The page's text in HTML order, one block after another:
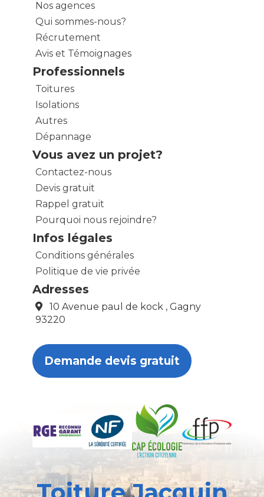
Nos agences
Qui sommes-nous?
Récrutement
Avis et Témoignages
Professionnels
Toitures
Isolations
Autres
Dépannage
Vous avez un projet?
Contactez-nous
Devis gratuit
Rappel gratuit
Pourquoi nous rejoindre?
Infos légales
Conditions générales
Politique de vie privée
Adresses
10 Avenue paul de kock , Gagny
93220
Demande devis gratuit